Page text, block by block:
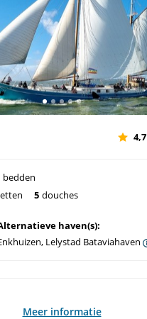
4,7
bedden
5 douches
haven(s):
Lelystad Bataviahaven
Meer informatie